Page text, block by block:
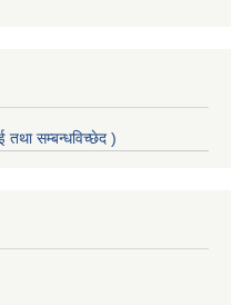
तथा सम्बन्धविच्छेद )